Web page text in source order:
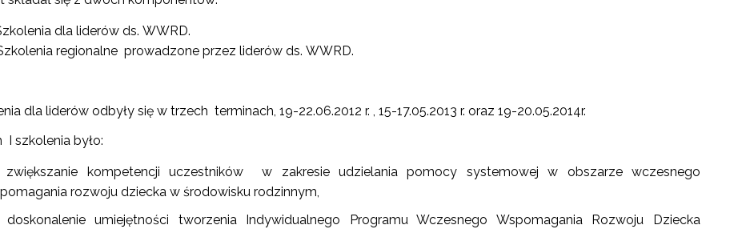
"Test Uzdolnień Wielorakich"
"WDPP Archiwum"
"WSPE Archiwum"
dla liderów ds. WWRD.
regionalne prowadzone przez liderów ds. WWRD.
dla liderów odbyły się w trzech terminach, 19-22.06.2012 r. , 15-17.05.2013 r. oraz 19-20.05.2014r.
I szkolenia było:
zwiększanie kompetencji uczestników w zakresie udzielania pomocy systemowej w obszarze wczesnego
rozwoju dziecka w środowisku rodzinnym,
doskonalenie umiejętności tworzenia Indywidualnego Programu Wczesnego Wspomagania Rozwoju Dziecka